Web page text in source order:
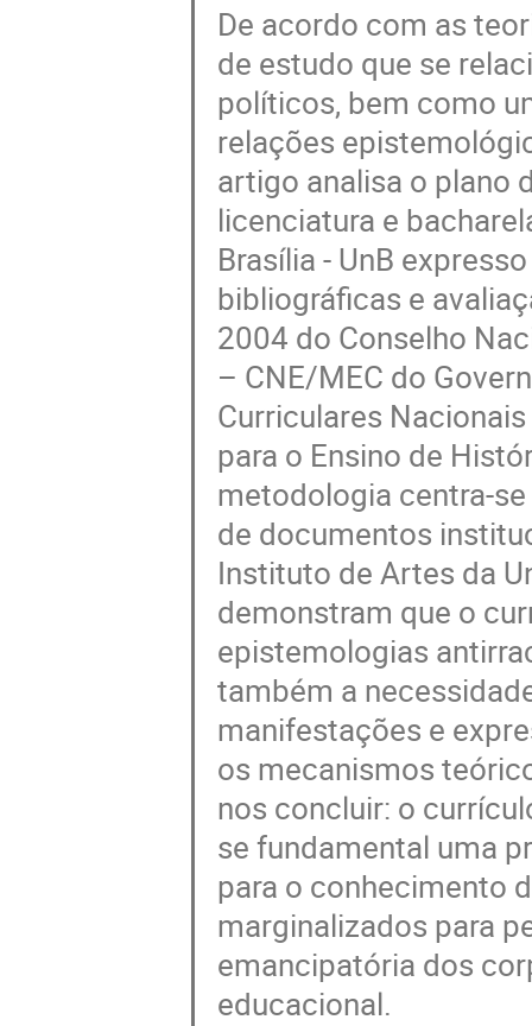
De acordo com as
de estudo que se
políticos, bem como
relações
artigo analisa o plano
licenciatura e
Brasília - UnB
bibliográficas e
2004 do Conselho
– CNE/MEC do
Curriculares
para o Ensino de
metodologia centra-
de documentos
Instituto de Artes da
demonstram que o
epistemologias
também a
manifestações e
os mecanismos
nos concluir: o
se fundamental uma
para o conhecimento
marginalizados para
emancipatória dos
educacional.